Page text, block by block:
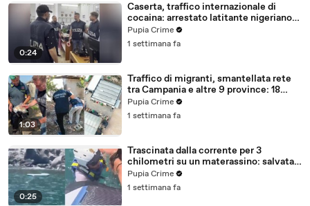
0:24
Caserta, traffico internazionale di
cocaina: arrestato latitante nigeriano
ricercato dal 2019 (28.07.26)
Pupia Crime
1 settimana fa
1:03
Traffico di migranti, smantellata rete
tra Campania e altre 9 province: 18
arresti (27.07.26)
Pupia Crime
1 settimana fa
0:25
Trascinata dalla corrente per 3
chilometri su un materassino: salvata
dalla Polizia (25.07.26)
Pupia Crime
1 settimana fa